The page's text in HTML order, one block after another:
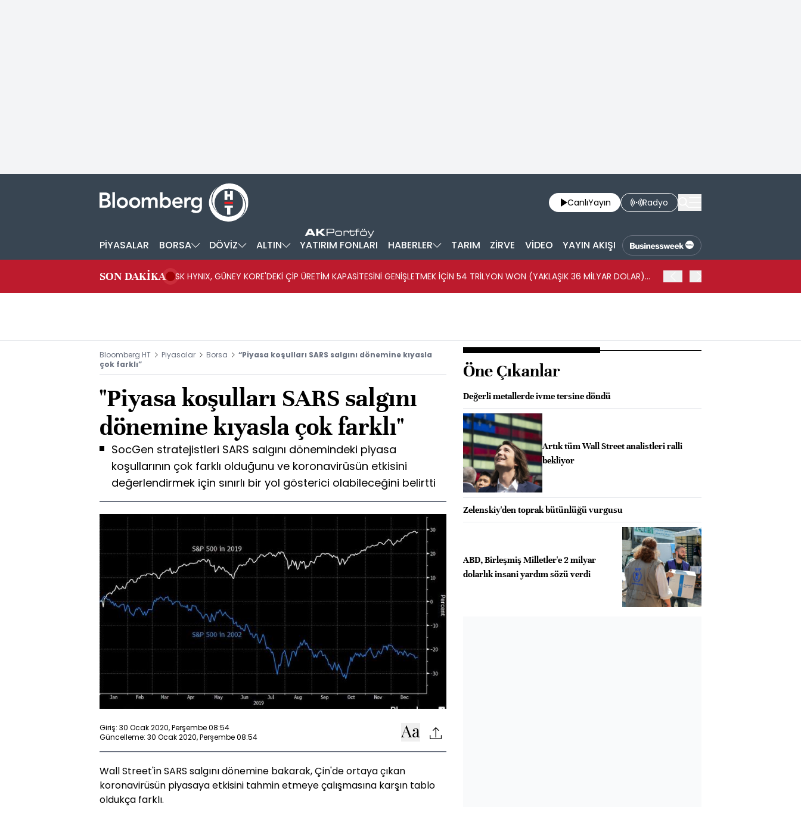
CanlıYayın Radyo
PİYASALAR BORSA DÖVİZ ALTIN YATIRIM FONLARI HABERLER TARIM ZİRVE VİDEO YAYIN AKIŞI
SON DAKİKA
SK HYNIX, GÜNEY KORE'DEKİ ÇİP ÜRETİM KAPASİTESİNİ GENİŞLETMEK İÇİN 54 TRİLYON WON (YAKLAŞIK 36 MİLYAR DOLAR)
Bloomberg HT Piyasalar Borsa
“Piyasa koşulları SARS salgını dönemine kıyasla
çok farklı”
"Piyasa koşulları SARS salgını
dönemine kıyasla çok farklı"
SocGen stratejistleri SARS salgını dönemindeki piyasa
koşullarının çok farklı olduğunu ve koronavirüsün etkisini
değerlendirmek için sınırlı bir yol gösterici olabileceğini belirtti
Giriş: 30 Ocak 2020, Perşembe 08:54
Güncelleme: 30 Ocak 2020, Perşembe 08:54
Wall Street'in SARS salgını dönemine bakarak, Çin'de ortaya çıkan
koronavirüsün piyasaya etkisini tahmin etmeye çalışmasına karşın tablo
oldukça farklı.
Öne Çıkanlar
Değerli metallerde ivme tersine döndü
Artık tüm Wall Street analistleri ralli
bekliyor
Zelenskiy'den toprak bütünlüğü vurgusu
ABD, Birleşmiş Milletler'e 2 milyar
dolarlık insani yardım sözü verdi